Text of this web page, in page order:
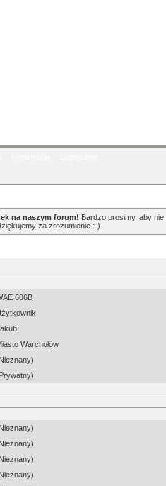
na naszym forum! Bardzo prosimy, aby nie
za zrozumienie :-)
606B
Warchołów